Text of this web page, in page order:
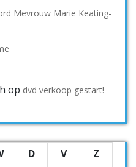
Mevrouw Marie Keating-
op dvd verkoop gestart!
D V
Z